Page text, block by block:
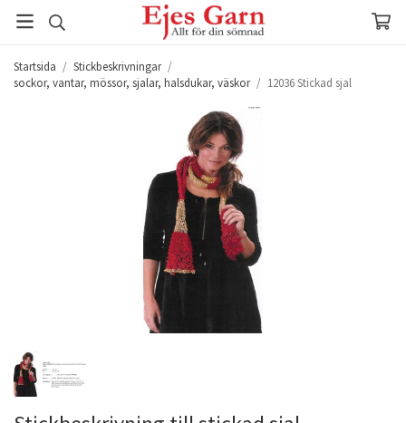
Startsida / Stickbeskrivningar /
sockor, vantar, mössor, sjalar, halsdukar, väskor / 12036 Stickad sjal